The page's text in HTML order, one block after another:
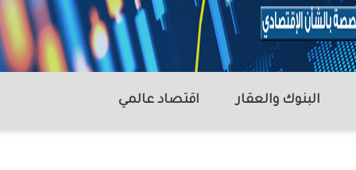
البنوك والعقار اقتصاد عالمي